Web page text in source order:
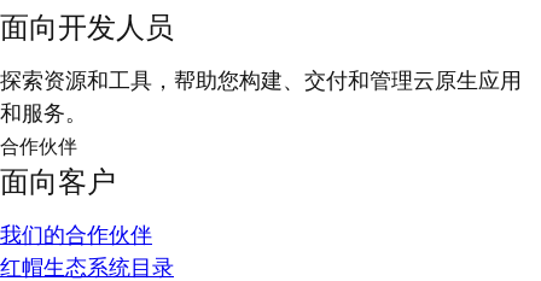
面向开发人员
探索资源和工具，帮助您构建、交付和管理云原生应用
和服务。
合作伙伴
面向客户
我们的合作伙伴
红帽生态系统目录